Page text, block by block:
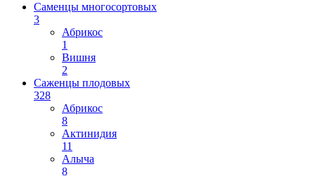
Саменцы многосортовых
3
Абрикос
1
Вишня
2
Саженцы плодовых
328
Абрикос
8
Актинидия
11
Алыча
8